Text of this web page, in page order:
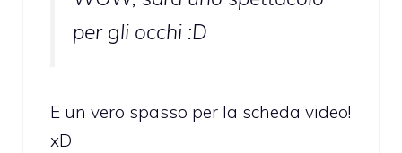
per gli occhi :D
E un vero spasso per la scheda video!
xD